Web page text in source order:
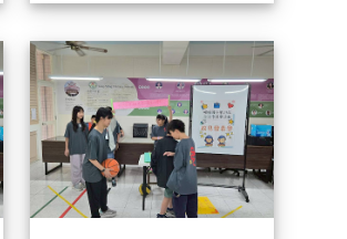
114自治市候選人政見發表會 114自治